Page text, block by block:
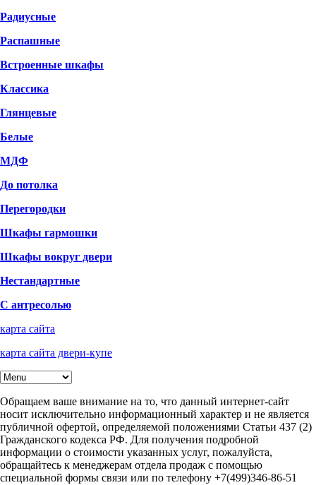
Радиусные
Распашные
Встроенные шкафы
Классика
Глянцевые
Белые
МДФ
До потолка
Перегородки
Шкафы гармошки
Шкафы вокруг двери
Нестандартные
С антресолью
карта сайта
карта сайта двери-купе
Обращаем ваше внимание на то, что данный интернет-сайт
носит исключительно информационный характер и не является
публичной офертой, определяемой положениями Статьи 437 (2)
Гражданского кодекса РФ. Для получения подробной
информации о стоимости указанных услуг, пожалуйста,
обращайтесь к менеджерам отдела продаж с помощью
специальной формы связи или по телефону +7(499)346-86-51